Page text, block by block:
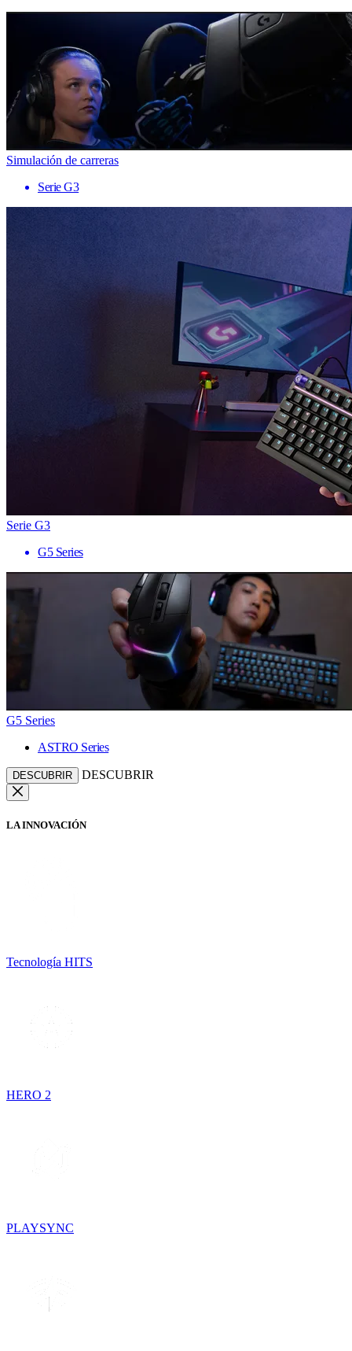
Simulación de carreras
Serie G3
Serie G3
G5 Series
G5 Series
ASTRO Series
DESCUBRIR DESCUBRIR
LA INNOVACIÓN
Tecnología HITS
HERO 2
PLAYSYNC